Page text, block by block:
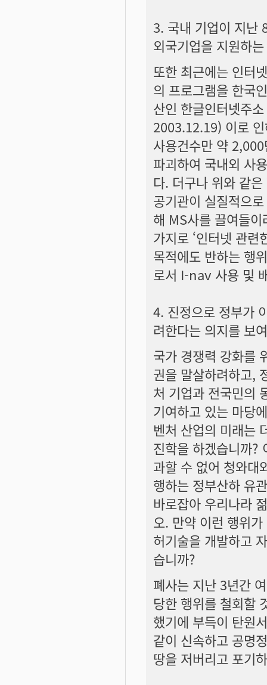
3. 국내 기업이 지난
외국기업을 지원하
또한 최근에는 인터
의 프로그램을 한국
산인 한글인터넷주
2003.12.19) 이로
사용건수만 약
파괴하여 국내외 사
다. 더구나 위와 같
공기관이 실질적으
해 MS사를 끌여들
가지로 ‘인터넷 관련
목적에도 반하는 행
로서 I-nav 사용 및
4. 진정으로 정부가
려한다는 의지를 보
국가 경쟁력 강화를
권을 말살하려하고,
처 기업과 전국민의
기여하고 있는 마당
벤처 산업의 미래는
진학을 하겠습니까?
과할 수 없어 청와대
행하는 정부산하 유
바로잡아 우리나라
오. 만약 이런 행위
허기술을 개발하고
습니까?
폐사는 지난 3년간
당한 행위를 철회할
했기에 부득이 탄원
같이 신속하고 공명
땅을 저버리고 포기